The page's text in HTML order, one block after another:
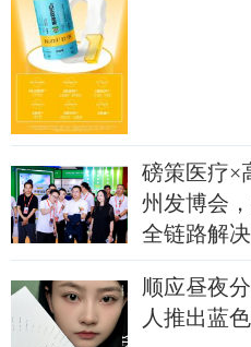
磅策医疗×
州发博会
全链路解
顺应昼夜
人推出蓝